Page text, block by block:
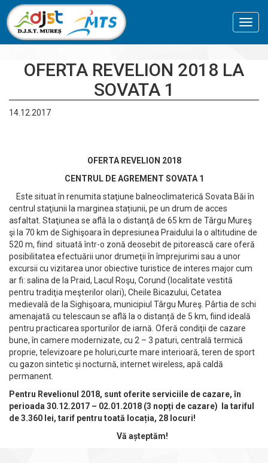
OFERTA REVELION 2018 LA
SOVATA 1
14.12.2017
OFERTA REVELION 2018
CENTRUL DE AGREMENT SOVATA 1
Este situat în renumita staţiune balneoclimaterică Sovata Băi în
centrul staţiunii la marginea stațiunii, pe un drum de acces
asfaltat. Staţiunea se află la o distanţă de 65 km de Târgu Mureş
şi la 70 km de Sighişoara în depresiunea Praidului la o altitudine de
520 m, fiind situată într-o zonă deosebit de pitorească care oferă
posibilitatea efectuării unor drumeţii în împrejurimi sau a unor
excursii cu vizitarea unor obiective turistice de interes major cum
ar fi: salina de la Praid, Lacul Roşu, Corund (localitate vestită
pentru tradiţia meşterilor olari), Cheile Bicazului, Cetatea
medievală de la Sighişoara, municipiul Târgu Mureş. Pârtia de schi
amenajată cu telescaun se află la o distanță de 5 km, fiind ideală
pentru practicarea sporturilor de iarnă. Oferă condiţii de cazare
bune, în camere modernizate, cu 2 – 3 paturi, centrală termică
proprie, televizoare pe holuri,curte mare interioară, teren de sport
cu gazon sintetic și nocturnă, internet wireless, apă caldă
permanent.
Pentru Revelionul 2018, sunt oferite serviciile de cazare, în
perioada 30.12.2017 – 02.01.2018 (3 nopți de cazare) la tariful
de 3.360 lei, tarif pentru toată locația, 28 locuri!
Vă așteptăm!